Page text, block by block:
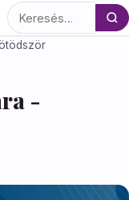
Keresés
-